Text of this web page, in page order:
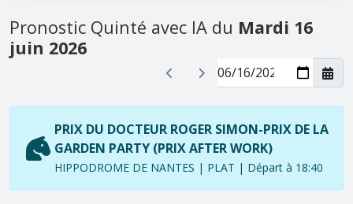
Pronostic Quinté avec IA du Mardi 16
juin 2026
PRIX DU DOCTEUR ROGER SIMON-PRIX DE LA
GARDEN PARTY (PRIX AFTER WORK)
HIPPODROME DE NANTES | PLAT | Départ à 18:40